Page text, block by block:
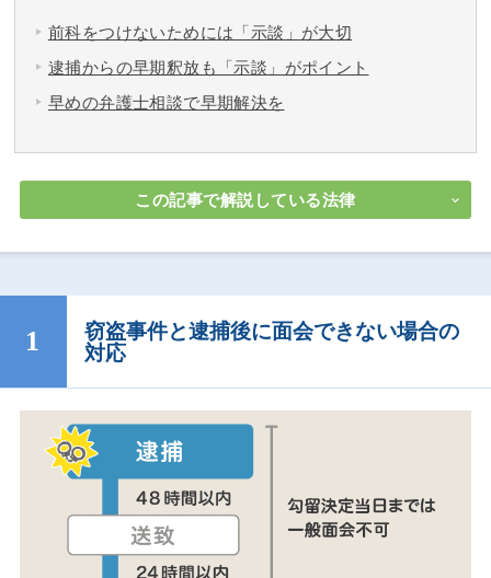
前科をつけないためには「示談」が大切
逮捕からの早期釈放も「示談」がポイント
早めの弁護士相談で早期解決を
この記事で解説している法律
窃盗事件と逮捕後に面会できない場合の
対応